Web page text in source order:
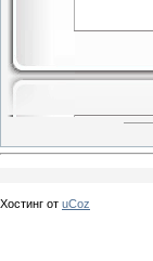
Хостинг от uCoz